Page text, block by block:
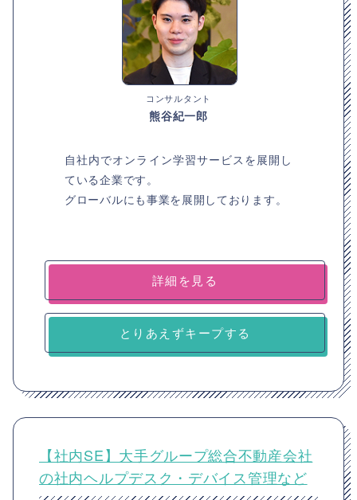
コンサルタント
熊谷紀一郎
自社内でオンライン学習サービスを展開し
ている企業です。
グローバルにも事業を展開しております。
詳細を見る
とりあえずキープする
【社内SE】大手グループ総合不動産会社
の社内ヘルプデスク・デバイス管理など